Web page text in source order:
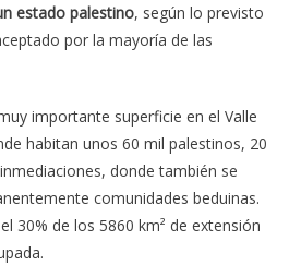
estado palestino, según lo previsto
por la mayoría de las
importante superficie en el Valle
habitan unos 60 mil palestinos, 20
donde también se
comunidades beduinas.
30% de los 5860 km² de extensión